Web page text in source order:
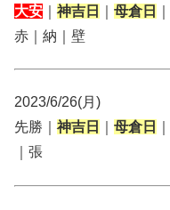
大安
神吉日 母倉日
赤｜納｜壁
2023/6/26(月)
先勝｜ 神吉日 母倉日
｜張